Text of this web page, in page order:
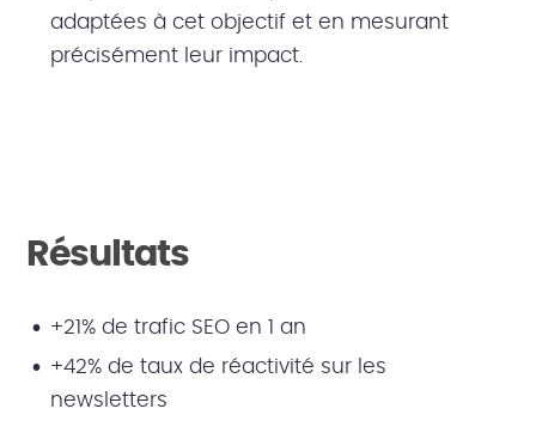
adaptées à cet objectif et en mesurant
précisément leur impact.
Résultats
+21% de trafic SEO en 1 an
+42% de taux de réactivité sur les
newsletters